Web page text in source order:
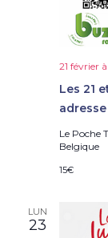
Les 21
adresse
21 février
Le Poche
Belgique
15€
LUN
23